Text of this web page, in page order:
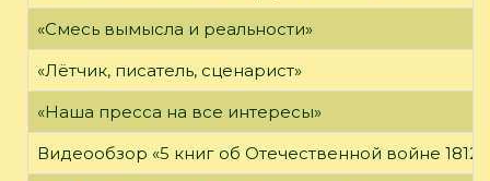
«Смесь вымысла и реальности»
«Лётчик, писатель, сценарист»
«Наша пресса на все интересы»
Видеообзор «5 книг об Отечественной войне 1812